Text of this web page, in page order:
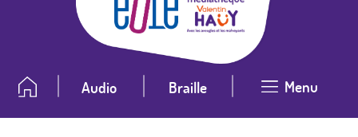
Audio Braille Menu